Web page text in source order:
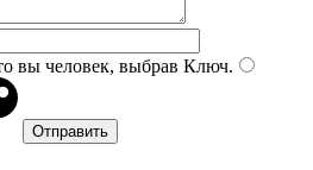
вы человек, выбрав Ключ.